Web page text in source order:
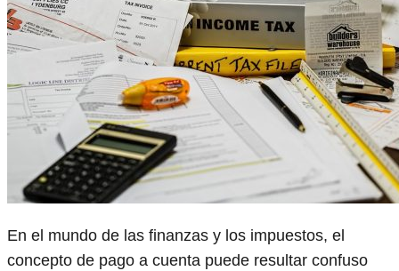
En el mundo de las finanzas y los impuestos, el
concepto de pago a cuenta puede resultar confuso